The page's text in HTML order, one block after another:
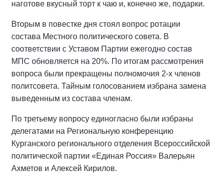
наготове вкусный торт к чаю и, конечно же, подарки.
Вторым в повестке дня стоял вопрос ротации
состава Местного политического совета. В
соответствии с Уставом Партии ежегодно состав
МПС обновляется на 20%. По итогам рассмотрения
вопроса были прекращены полномочия 2-х членов
политсовета. Тайным голосованием избрана замена
выведенным из состава членам.
По третьему вопросу единогласно были избраны
делегатами на Региональную конференцию
Курганского регионального отделения Всероссийской
политической партии «Единая Россия» Валерьян
Ахметов и Алексей Кирилов.